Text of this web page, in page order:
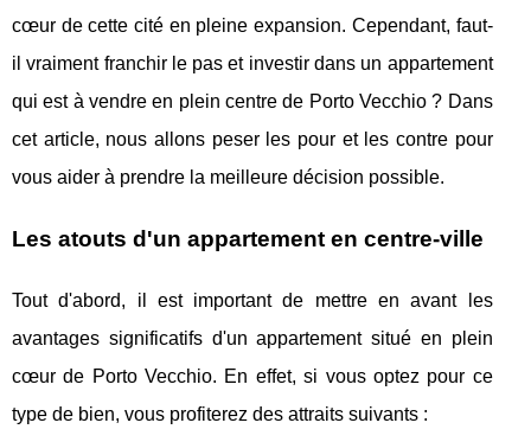
cœur de cette cité en pleine expansion. Cependant, faut-
il vraiment franchir le pas et investir dans un appartement
qui est à vendre en plein centre de Porto Vecchio ? Dans
cet article, nous allons peser les pour et les contre pour
vous aider à prendre la meilleure décision possible.
Les atouts d'un appartement en centre-ville
Tout d'abord, il est important de mettre en avant les
avantages significatifs d'un appartement situé en plein
cœur de Porto Vecchio. En effet, si vous optez pour ce
type de bien, vous profiterez des attraits suivants :